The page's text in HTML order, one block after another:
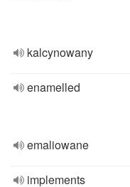
kalcynowany
enamelled
emaliowane
implements